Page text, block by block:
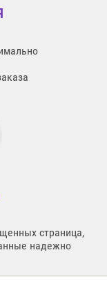
страница,
надежно